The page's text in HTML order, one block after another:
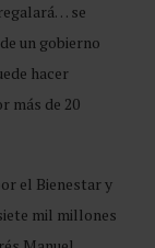
se
un gobierno
hacer
más de 20
el Bienestar y
mil millones